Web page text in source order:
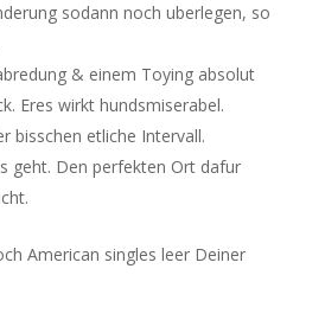
sodann noch uberlegen, so
& einem Toying absolut
Eres wirkt hundsmiserabel.
bisschen etliche Intervall.
geht. Den perfekten Ort dafur
American singles leer Deiner